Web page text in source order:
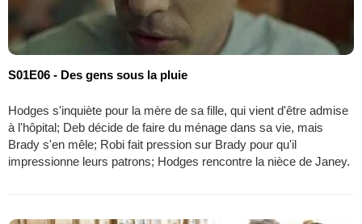
S01E06 - Des gens sous la pluie
Hodges s'inquiète pour la mère de sa fille, qui vient d'être admise
à l'hôpital; Deb décide de faire du ménage dans sa vie, mais
Brady s'en mêle; Robi fait pression sur Brady pour qu'il
impressionne leurs patrons; Hodges rencontre la nièce de Janey.